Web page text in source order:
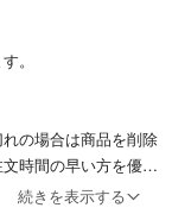
。
の場合は商品を削除
時間の早い方を優先
続きを表示する